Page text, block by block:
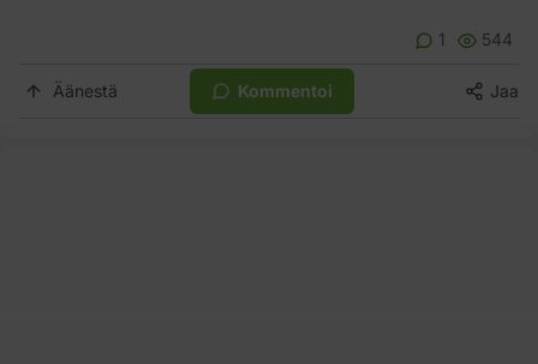
1 544
Äänestä Kommentoi Jaa